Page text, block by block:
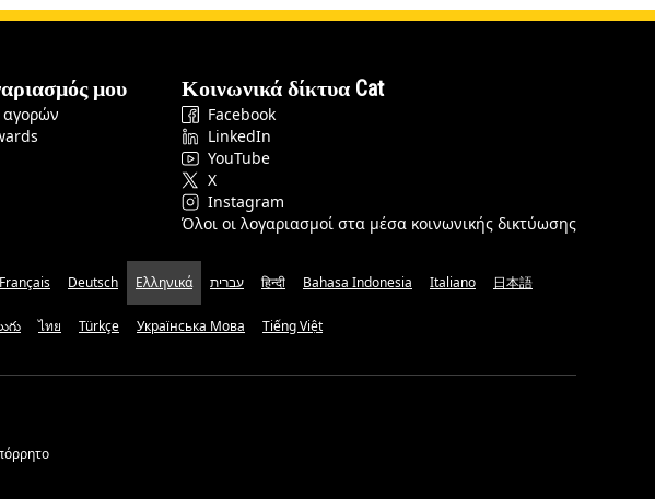
μου
αγορών
Κοινωνικά δίκτυα Cat
Facebook
LinkedIn
YouTube
X
Instagram
Όλοι οι λογαριασμοί στα μέσα κοινωνικής δικτύωσης
Français Deutsch Ελληνικά עברית हिन्दी Bahasa Indonesia Italiano 日本語
ไทย Türkçe Українська Мова Tiếng Việt